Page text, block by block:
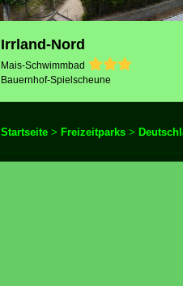
Irrland-Nord
Mais-Schwimmbad
Bauernhof-Spielscheune
Startseite > Freizeitparks >